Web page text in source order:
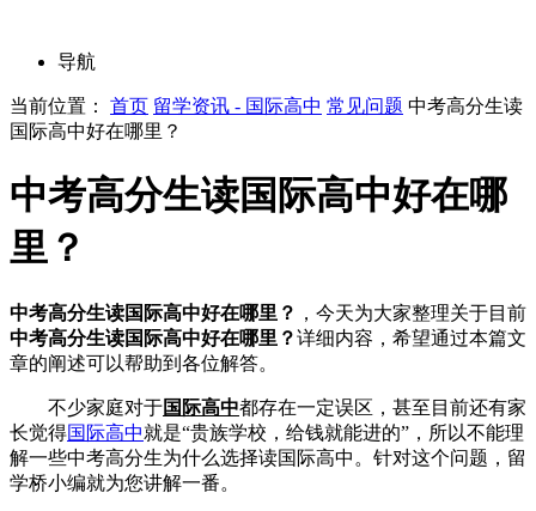
导航
当前位置： 首页 留学资讯 - 国际高中 常见问题 中考高分生读
国际高中好在哪里？
中考高分生读国际高中好在哪
里？
中考高分生读国际高中好在哪里？ ，今天为大家整理关于目前
中考高分生读国际高中好在哪里？详细内容，希望通过本篇文
章的阐述可以帮助到各位解答。
不少家庭对于国际高中都存在一定误区，甚至目前还有家
长觉得国际高中就是“贵族学校，给钱就能进的”，所以不能理
解一些中考高分生为什么选择读国际高中。针对这个问题，留
学桥小编就为您讲解一番。